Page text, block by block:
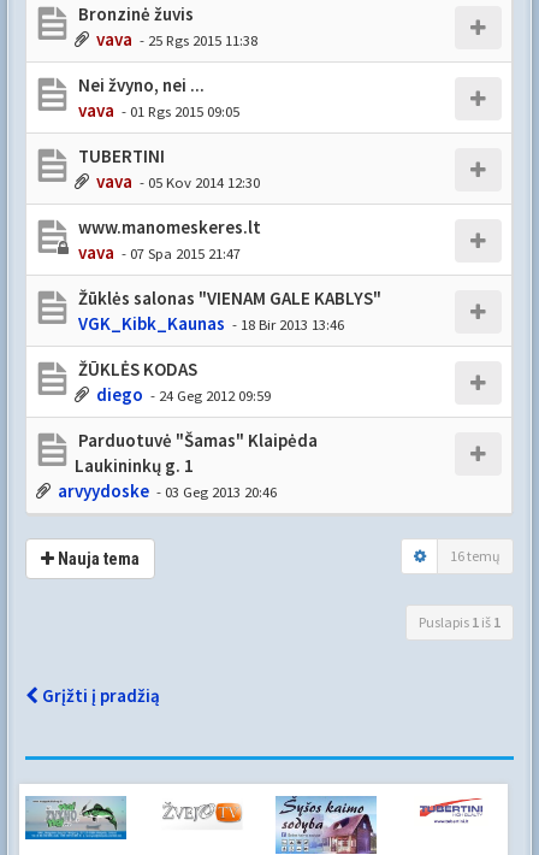
Bronzinė žuvis
vava - 25 Rgs 2015 11:38
Nei žvyno, nei ...
vava - 01 Rgs 2015 09:05
TUBERTINI
vava - 05 Kov 2014 12:30
www.manomeskeres.lt
vava - 07 Spa 2015 21:47
Žūklės salonas "VIENAM GALE KABLYS"
VGK_Kibk_Kaunas - 18 Bir 2013 13:46
ŽŪKLĖS KODAS
diego - 24 Geg 2012 09:59
Parduotuvė "Šamas" Klaipėda
Laukininkų g. 1
arvyydoske - 03 Geg 2013 20:46
Nauja tema 16 temų
Puslapis 1 iš 1
Grįžti į pradžią